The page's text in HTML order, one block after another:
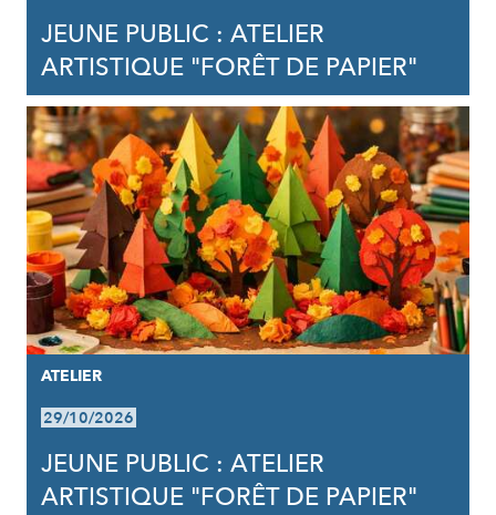
JEUNE PUBLIC : ATELIER
ARTISTIQUE "FORÊT DE PAPIER"
ATELIER
29/10/2026
JEUNE PUBLIC : ATELIER
ARTISTIQUE "FORÊT DE PAPIER"